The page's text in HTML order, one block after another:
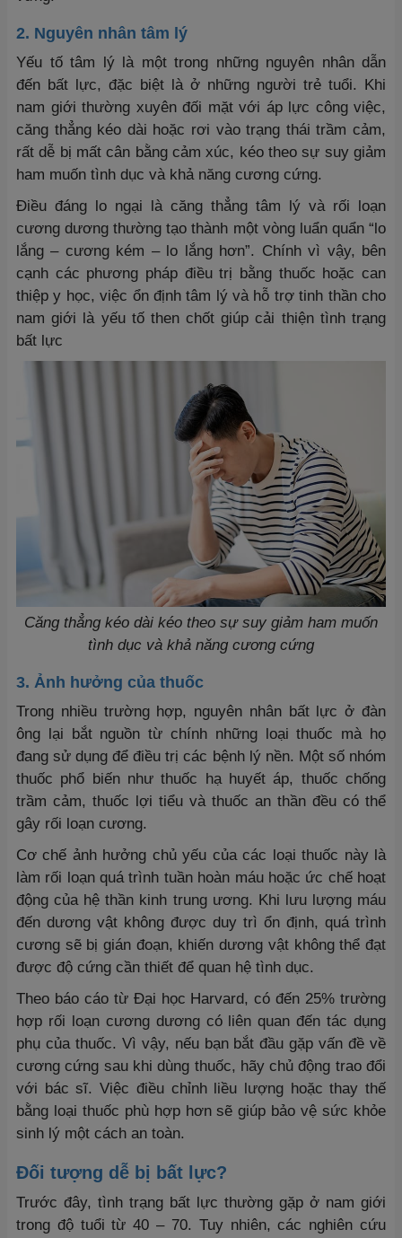
2. Nguyên nhân tâm lý
Yếu tố tâm lý là một trong những nguyên nhân dẫn
đến bất lực, đặc biệt là ở những người trẻ tuổi. Khi
nam giới thường xuyên đối mặt với áp lực công việc,
căng thẳng kéo dài hoặc rơi vào trạng thái trầm cảm,
rất dễ bị mất cân bằng cảm xúc, kéo theo sự suy giảm
ham muốn tình dục và khả năng cương cứng.
Điều đáng lo ngại là căng thẳng tâm lý và rối loạn
cương dương thường tạo thành một vòng luẩn quẩn “lo
lắng – cương kém – lo lắng hơn”. Chính vì vậy, bên
cạnh các phương pháp điều trị bằng thuốc hoặc can
thiệp y học, việc ổn định tâm lý và hỗ trợ tinh thần cho
nam giới là yếu tố then chốt giúp cải thiện tình trạng
bất lực
Căng thẳng kéo dài kéo theo sự suy giảm ham muốn
tình dục và khả năng cương cứng
3. Ảnh hưởng của thuốc
Trong nhiều trường hợp, nguyên nhân bất lực ở đàn
ông lại bắt nguồn từ chính những loại thuốc mà họ
đang sử dụng để điều trị các bệnh lý nền. Một số nhóm
thuốc phổ biến như thuốc hạ huyết áp, thuốc chống
trầm cảm, thuốc lợi tiểu và thuốc an thần đều có thể
gây rối loạn cương.
Cơ chế ảnh hưởng chủ yếu của các loại thuốc này là
làm rối loạn quá trình tuần hoàn máu hoặc ức chế hoạt
động của hệ thần kinh trung ương. Khi lưu lượng máu
đến dương vật không được duy trì ổn định, quá trình
cương sẽ bị gián đoạn, khiến dương vật không thể đạt
được độ cứng cần thiết để quan hệ tình dục.
Theo báo cáo từ Đại học Harvard, có đến 25% trường
hợp rối loạn cương dương có liên quan đến tác dụng
phụ của thuốc. Vì vậy, nếu bạn bắt đầu gặp vấn đề về
cương cứng sau khi dùng thuốc, hãy chủ động trao đổi
với bác sĩ. Việc điều chỉnh liều lượng hoặc thay thế
bằng loại thuốc phù hợp hơn sẽ giúp bảo vệ sức khỏe
sinh lý một cách an toàn.
Đối tượng dễ bị bất lực?
Trước đây, tình trạng bất lực thường gặp ở nam giới
trong độ tuổi từ 40 – 70. Tuy nhiên, các nghiên cứu